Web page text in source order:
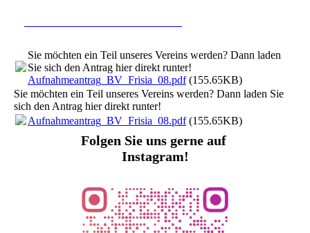
Sie möchten ein Teil unseres Vereins werden? Dann laden
Sie sich den Antrag hier direkt runter!
Aufnahmeantrag_BV_Frisia_08.pdf(155.65KB)
Sie möchten ein Teil unseres Vereins werden? Dann laden Sie
sich den Antrag hier direkt runter!
Aufnahmeantrag_BV_Frisia_08.pdf(155.65KB)
Folgen Sie uns gerne auf
Instagram!